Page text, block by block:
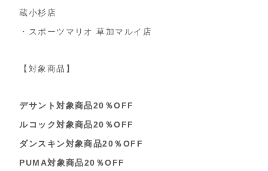
蔵小杉店
・スポーツマリオ 草加マルイ店
【対象商品】
デサント対象商品20％OFF
ルコック対象商品20％OFF
ダンスキン対象商品20％OFF
PUMA対象商品20％OFF